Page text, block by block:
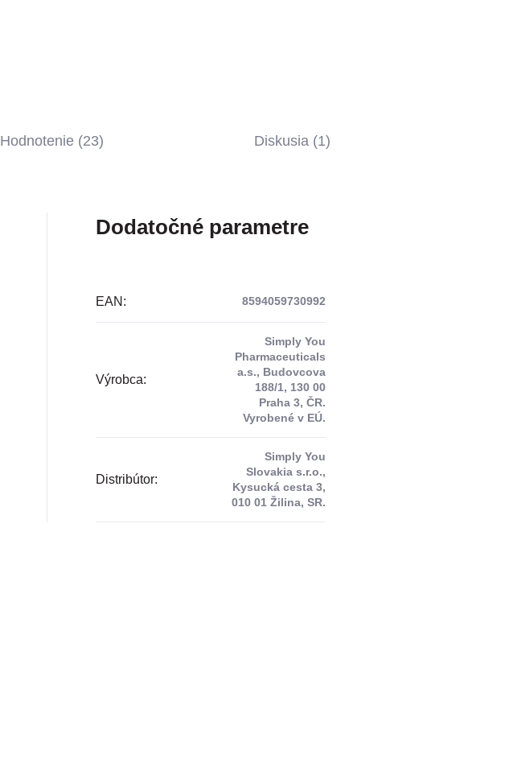
Hodnotenie (23) Diskusia (1)
Dodatočné parametre
EAN : 8594059730992
Výrobca:
Simply You
Pharmaceuticals
a.s., Budovcova
188/1, 130 00
Praha 3, ČR.
Vyrobené v EÚ.
Distribútor:
Simply You
Slovakia s.r.o.,
Kysucká cesta 3,
010 01 Žilina, SR.